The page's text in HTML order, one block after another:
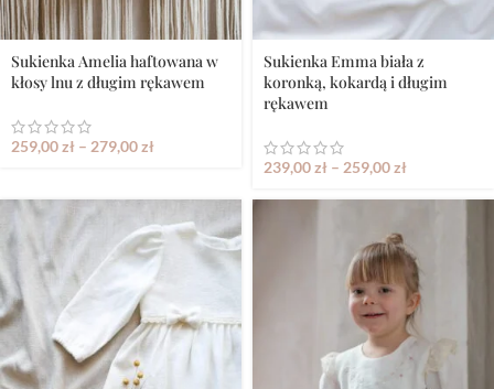
Sukienka Amelia haftowana w
kłosy lnu z długim rękawem
259,00zł – 279,00zł
Sukienka Emma biała z
koronką, kokardą i długim
rękawem
239,00zł – 259,00zł